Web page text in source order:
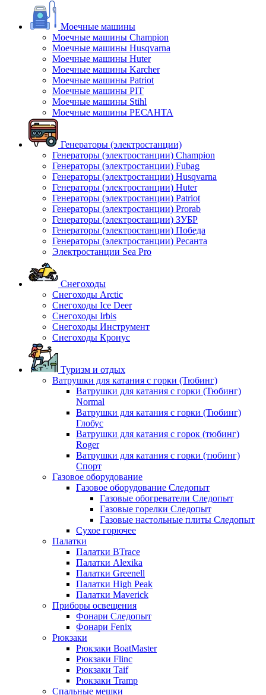
Моечные машины
Моечные машины Champion
Моечные машины Husqvarna
Моечные машины Huter
Моечные машины Karcher
Моечные машины Patriot
Моечные машины PIT
Моечные машины Stihl
Моечные машины РЕСАНТА
Генераторы (электростанции)
Генераторы (электростанции) Champion
Генераторы (электростанции) Fubag
Генераторы (электростанции) Husqvarna
Генераторы (электростанции) Huter
Генераторы (электростанции) Patriot
Генераторы (электростанции) Prorab
Генераторы (электростанции) ЗУБР
Генераторы (электростанции) Победа
Генераторы (электростанции) Ресанта
Электростанции Sea Pro
Снегоходы
Снегоходы Arctic
Снегоходы Ice Deer
Снегоходы Irbis
Снегоходы Инструмент
Снегоходы Кронус
Туризм и отдых
Ватрушки для катания с горки (Тюбинг)
Ватрушки для катания с горки (Тюбинг)
Normal
Ватрушки для катания с горки (Тюбинг)
Глобус
Ватрушки для катания с горок (тюбинг)
Roger
Ватрушки для катания с горки (тюбинг)
Спорт
Газовое оборудование
Газовое оборудование Следопыт
Газовые обогреватели Следопыт
Газовые горелки Следопыт
Газовые настольные плиты Следопыт
Сухое горючее
Палатки
Палатки BTrace
Палатки Alexika
Палатки Greenell
Палатки High Peak
Палатки Maverick
Приборы освещения
Фонари Следопыт
Фонари Fenix
Рюкзаки
Рюкзаки BoatMaster
Рюкзаки Flinc
Рюкзаки Taif
Рюкзаки Tramp
Спальные мешки